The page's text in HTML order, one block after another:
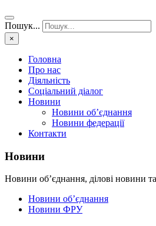
Пошук...
×
Головна
Про нас
Діяльність
Соціальний діалог
Новини
Новини об’єднання
Новини федерації
Контакти
Новини
Новини об’єднання, ділові новини та
Новини об’єднання
Новини ФРУ